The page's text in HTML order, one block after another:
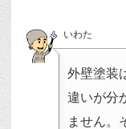
いわた
外壁塗装
違いが分
ません。